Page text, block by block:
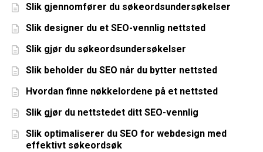
Slik gjennomfører du søkeordsundersøkelser
Slik designer du et SEO-vennlig nettsted
Slik gjør du søkeordsundersøkelser
Slik beholder du SEO når du bytter nettsted
Hvordan finne nøkkelordene på et nettsted
Slik gjør du nettstedet ditt SEO-vennlig
Slik optimaliserer du SEO for webdesign med
effektivt søkeordsøk